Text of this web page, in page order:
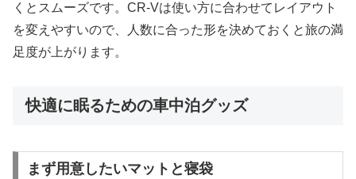
くとスムーズです。CR-Vは使い方に合わせてレイアウト
を変えやすいので、人数に合った形を決めておくと旅の満
足度が上がります。
快適に眠るための車中泊グッズ
まず用意したいマットと寝袋